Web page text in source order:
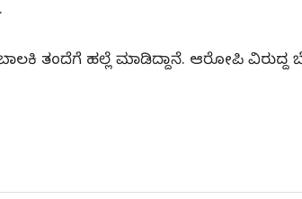
ತಂದೆಗೆ ಹಲ್ಲೆ ಮಾಡಿದ್ದಾನೆ. ಆರೋಪಿ ವಿರುದ್ದ